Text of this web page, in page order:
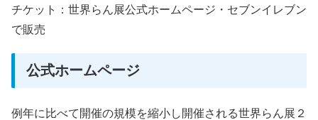
チケット：世界らん展公式ホームページ・セブンイレブン
で販売
公式ホームページ
例年に比べて開催の規模を縮小し開催される世界らん展２